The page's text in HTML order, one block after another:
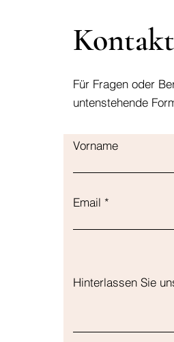
Für Fragen oder
untenstehende
Vorname
Email
Hinterlassen Sie